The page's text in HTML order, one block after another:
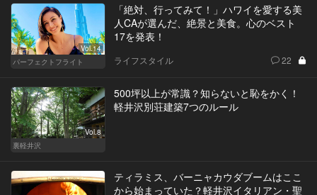
Vol.14
パーフェクトフライト
「絶対、行ってみて！」ハワイを愛する美
人CAが選んだ、絶景と美食。心のベスト
17を発表！
ライフスタイル 22
Vol.8
裏軽井沢
500坪以上が常識？知らないと恥をかく！
軽井沢別荘建築7つのルール
ティラミス、バーニャカウダブームはここ
から始まっていた？軽井沢イタリアン・聖